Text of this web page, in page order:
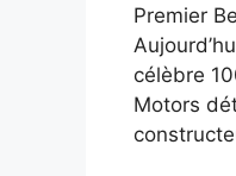
Premier
célèbre
Motors